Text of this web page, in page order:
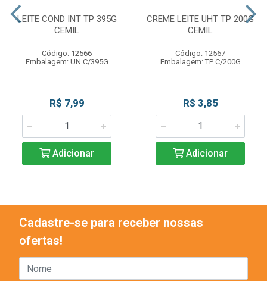
LEITE COND INT TP 395G
CEMIL
Código: 12566
Embalagem: UN C/395G
R$ 7,99
Adicionar
CREME LEITE UHT TP 200G
CEMIL
Código: 12567
Embalagem: TP C/200G
R$ 3,85
Adicionar
Cadastre-se para receber nossas
ofertas!